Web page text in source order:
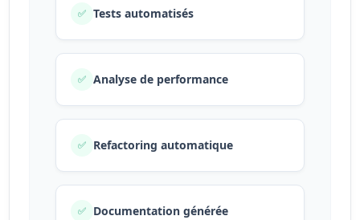
✅ Tests automatisés
✅ Analyse de performance
✅ Refactoring automatique
✅ Documentation générée